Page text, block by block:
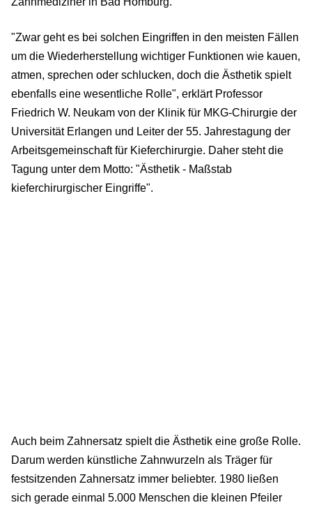
"Zwar geht es bei solchen Eingriffen in den meisten Fällen
um die Wiederherstellung wichtiger Funktionen wie kauen,
atmen, sprechen oder schlucken, doch die Ästhetik spielt
ebenfalls eine wesentliche Rolle", erklärt Professor
Friedrich W. Neukam von der Klinik für MKG-Chirurgie der
Universität Erlangen und Leiter der 55. Jahrestagung der
Arbeitsgemeinschaft für Kieferchirurgie. Daher steht die
Tagung unter dem Motto: "Ästhetik - Maßstab
kieferchirurgischer Eingriffe".
Auch beim Zahnersatz spielt die Ästhetik eine große Rolle.
Darum werden künstliche Zahnwurzeln als Träger für
festsitzenden Zahnersatz immer beliebter. 1980 ließen
sich gerade einmal 5.000 Menschen die kleinen Pfeiler